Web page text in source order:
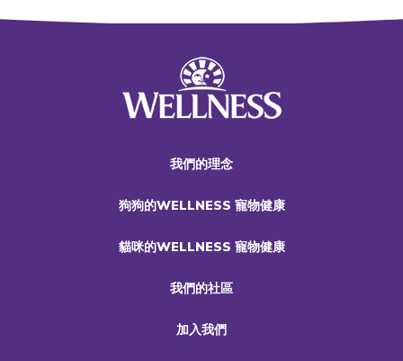
我們的理念
狗狗的WELLNESS 寵物健康
貓咪的WELLNESS 寵物健康
我們的社區
加入我們